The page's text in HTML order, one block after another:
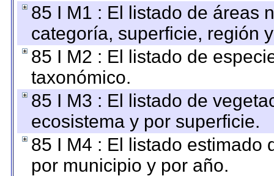
85 I M1 : El listado de áreas
categoría, superficie, región
85 I M2 : El listado de
taxonómico.
85 I M3 : El listado de
ecosistema y por superficie.
85 I M4 : El listado estimado
por municipio y por año.